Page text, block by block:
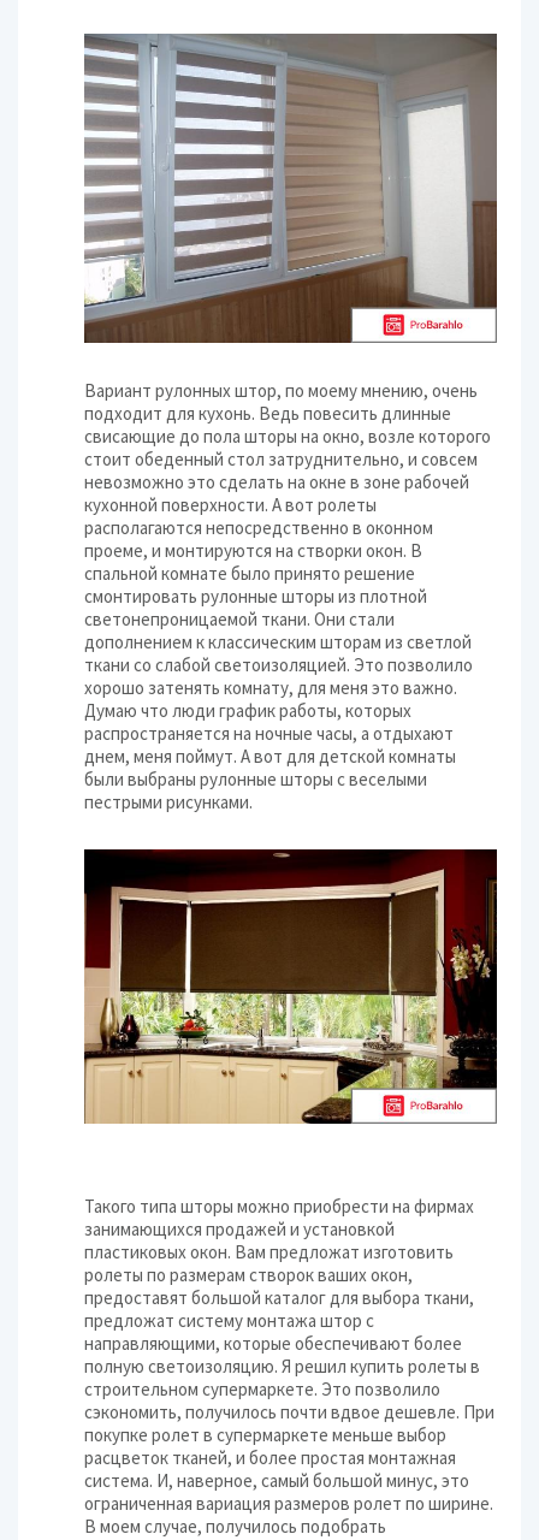
Вариант рулонных штор, по моему мнению, очень
подходит для кухонь. Ведь повесить длинные
свисающие до пола шторы на окно, возле которого
стоит обеденный стол затруднительно, и совсем
невозможно это сделать на окне в зоне рабочей
кухонной поверхности. А вот ролеты
располагаются непосредственно в оконном
проеме, и монтируются на створки окон. В
спальной комнате было принято решение
смонтировать рулонные шторы из плотной
светонепроницаемой ткани. Они стали
дополнением к классическим шторам из светлой
ткани со слабой светоизоляцией. Это позволило
хорошо затенять комнату, для меня это важно.
Думаю что люди график работы, которых
распространяется на ночные часы, а отдыхают
днем, меня поймут. А вот для детской комнаты
были выбраны рулонные шторы с веселыми
пестрыми рисунками.
Такого типа шторы можно приобрести на фирмах
занимающихся продажей и установкой
пластиковых окон. Вам предложат изготовить
ролеты по размерам створок ваших окон,
предоставят большой каталог для выбора ткани,
предложат систему монтажа штор с
направляющими, которые обеспечивают более
полную светоизоляцию. Я решил купить ролеты в
строительном супермаркете. Это позволило
сэкономить, получилось почти вдвое дешевле. При
покупке ролет в супермаркете меньше выбор
расцветок тканей, и более простая монтажная
система. И, наверное, самый большой минус, это
ограниченная вариация размеров ролет по ширине.
В моем случае, получилось подобрать